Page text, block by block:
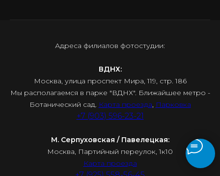
Адреса филиалов фотостудии:
ВДНХ:
Москва, улица проспект Мира, 119, стр. 186
Мы располагаемся в парке "ВДНХ". Ближайшее метро -
Ботанический сад. Карта проезда, Парковка
+7 (903) 596-23-21
М. Серпуховская / Павелецкая:
Москва, Партийный переулок, 1к10
Карта проезда